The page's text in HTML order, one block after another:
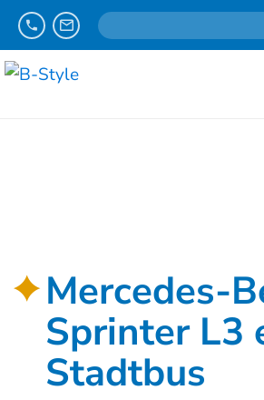
Mercedes-
Sprinter L3
Stadtbus